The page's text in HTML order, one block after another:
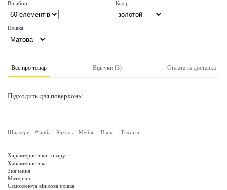
В наборі Колір
Плівка
Все про товар Відгуки (3) Оплата та доставка
Підходить для поверхонь:
Шпалери Фарба Кахель Меблі Вікна Техніка
Характеристики товару
Характеристика
Значення
Матеріал
Самоклеюча вінілова плівка